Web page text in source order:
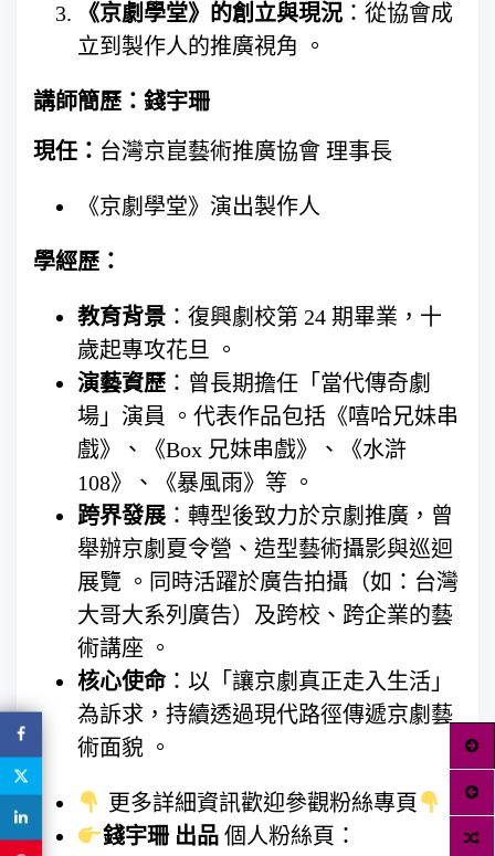
《京劇學堂》的創立與現況 ：從協會成
立到製作人的推廣視角 。
講師簡歷：錢宇珊
現任： 台灣京崑藝術推廣協會 理事長
《京劇學堂》演出製作人
學經歷：
教育背景 ：復興劇校第 24 期畢業，十
歲起專攻花旦 。
演藝資歷 ：曾長期擔任「當代傳奇劇
場」演員 。代表作品包括《嘻哈兄妹串
戲》、《Box 兄妹串戲》、《水滸
108》、《暴風雨》等 。
跨界發展 ：轉型後致力於京劇推廣，曾
舉辦京劇夏令營、造型藝術攝影與巡迴
展覽 。同時活躍於廣告拍攝（如：台灣
大哥大系列廣告）及跨校、跨企業的藝
術講座 。
核心使命：以「讓京劇真正走入生活」
為訴求，持續透過現代路徑傳遞京劇藝
術面貌 。
更多詳細資訊歡迎參觀粉絲專頁
錢宇珊 出品個人粉絲頁：